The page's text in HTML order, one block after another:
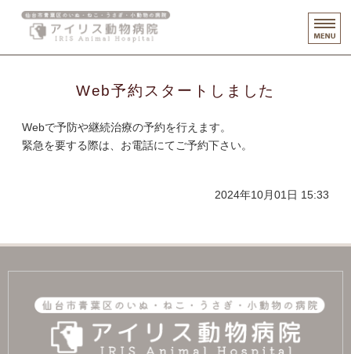
仙台市
スタッフ紹介
Web予約スタートしました
Webで予防や継続治療の予約を行えます。
緊急を要する際は、お電話にてご予約下さい。
2024年10月01日 15:33